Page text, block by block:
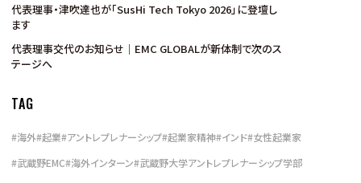
代表理事・津吹達也が「SusHi Tech Tokyo 2026」に登壇し
ます
代表理事交代のお知らせ｜EMC GLOBALが新体制で次のス
テージへ
TAG
#海外#起業#アントレプレナーシップ#起業家精神#インド#女性起業家
#武蔵野EMC#海外インターン#武蔵野大学アントレプレナーシップ学部